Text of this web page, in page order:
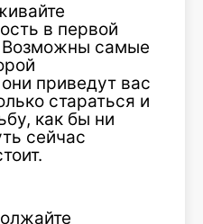
в первой
Возможны самые
приведут вас
стараться и
как бы ни
сейчас